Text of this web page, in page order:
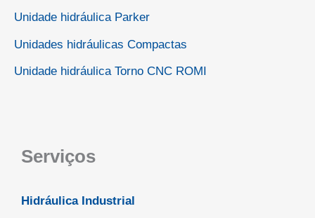
Unidade hidráulica Parker
Unidades hidráulicas Compactas
Unidade hidráulica Torno CNC ROMI
Serviços
Hidráulica Industrial